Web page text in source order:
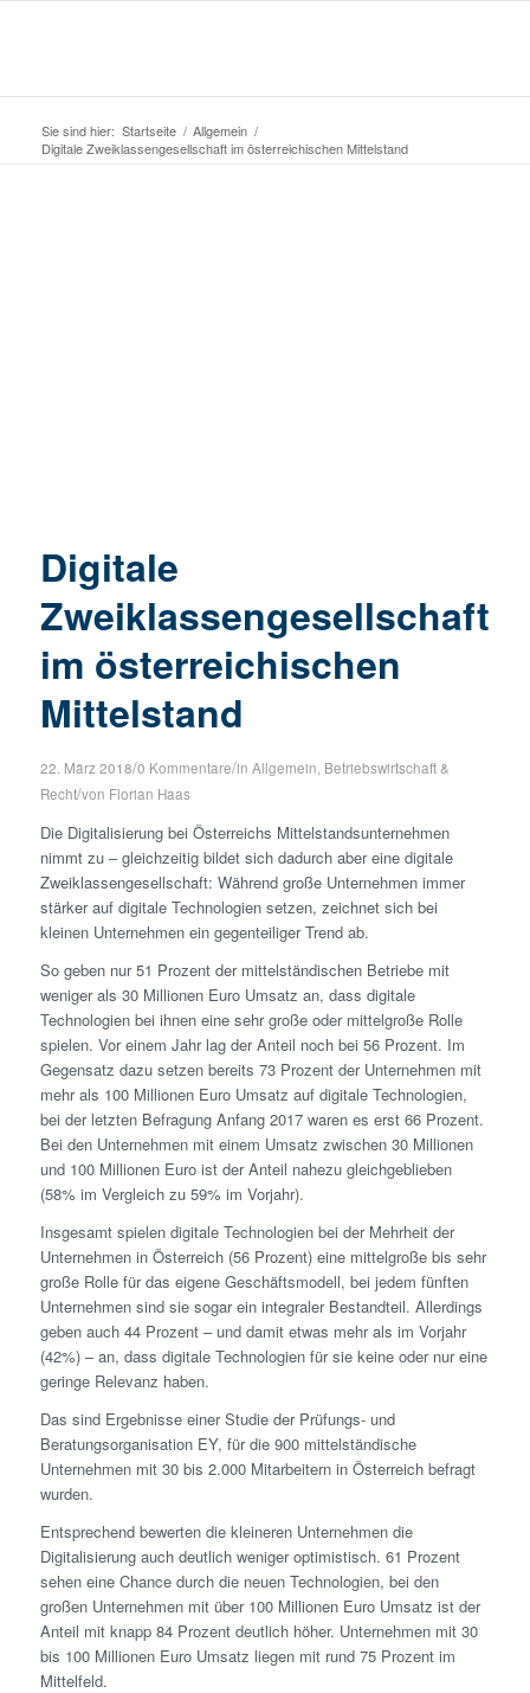
Sie sind hier: Startseite / Allgemein /
Digitale Zweiklassengesellschaft im österreichischen Mittelstand
Digitale
Zweiklassengesellschaft
im österreichischen
Mittelstand
22. März 2018/0 Kommentare/in Allgemein Betriebswirtschaft &
Recht/von Florian Haas
Die Digitalisierung bei Österreichs Mittelstandsunternehmen
nimmt zu – gleichzeitig bildet sich dadurch aber eine digitale
Zweiklassengesellschaft: Während große Unternehmen immer
stärker auf digitale Technologien setzen, zeichnet sich bei
kleinen Unternehmen ein gegenteiliger Trend ab.
So geben nur 51 Prozent der mittelständischen Betriebe mit
weniger als 30 Millionen Euro Umsatz an, dass digitale
Technologien bei ihnen eine sehr große oder mittelgroße Rolle
spielen. Vor einem Jahr lag der Anteil noch bei 56 Prozent. Im
Gegensatz dazu setzen bereits 73 Prozent der Unternehmen mit
mehr als 100 Millionen Euro Umsatz auf digitale Technologien,
bei der letzten Befragung Anfang 2017 waren es erst 66 Prozent.
Bei den Unternehmen mit einem Umsatz zwischen 30 Millionen
und 100 Millionen Euro ist der Anteil nahezu gleichgeblieben
(58% im Vergleich zu 59% im Vorjahr).
Insgesamt spielen digitale Technologien bei der Mehrheit der
Unternehmen in Österreich (56 Prozent) eine mittelgroße bis sehr
große Rolle für das eigene Geschäftsmodell, bei jedem fünften
Unternehmen sind sie sogar ein integraler Bestandteil. Allerdings
geben auch 44 Prozent – und damit etwas mehr als im Vorjahr
(42%) – an, dass digitale Technologien für sie keine oder nur eine
geringe Relevanz haben.
Das sind Ergebnisse einer Studie der Prüfungs- und
Beratungsorganisation EY, für die 900 mittelständische
Unternehmen mit 30 bis 2.000 Mitarbeitern in Österreich befragt
wurden.
Entsprechend bewerten die kleineren Unternehmen die
Digitalisierung auch deutlich weniger optimistisch. 61 Prozent
sehen eine Chance durch die neuen Technologien, bei den
großen Unternehmen mit über 100 Millionen Euro Umsatz ist der
Anteil mit knapp 84 Prozent deutlich höher. Unternehmen mit 30
bis 100 Millionen Euro Umsatz liegen mit rund 75 Prozent im
Mittelfeld.